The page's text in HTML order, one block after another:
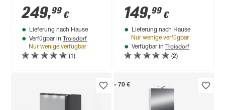
249,99 €
Lieferung nach Hause
Verfügbar in Troisdorf
Nur wenige verfügbar
(1)
68 x 22 cm
149,99 €
Lieferung nach Hause
Nur wenige verfügbar
Verfügbar in Troisdorf
(2)
- 70 €